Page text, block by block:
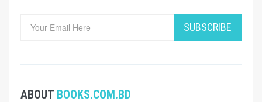
SUBSCRIBE
ABOUT BOOKS.COM.BD